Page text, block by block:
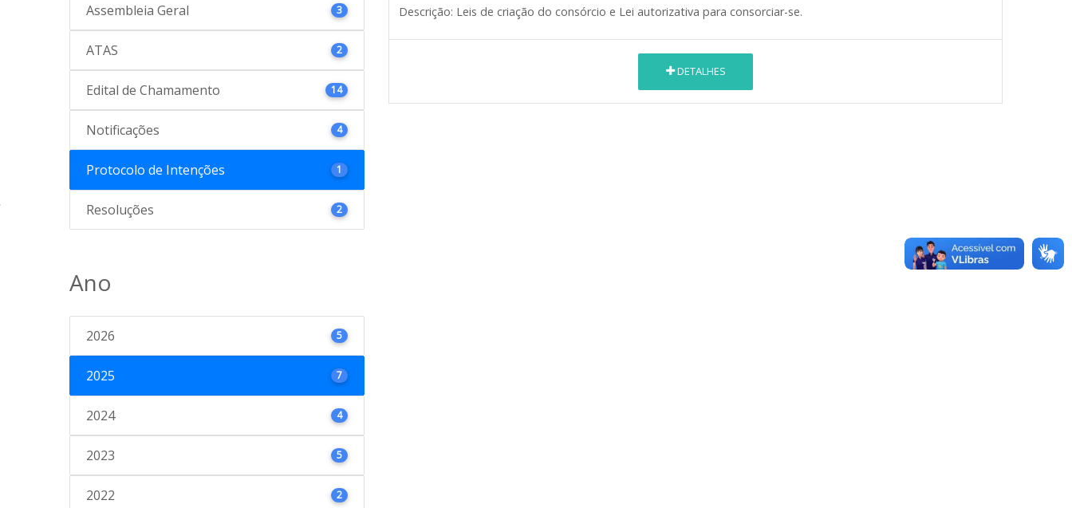
Assembleia Geral 3
ATAS 2
Edital de Chamamento 14
Notificações 4
Protocolo de Intenções 1
Resoluções 2
Ano
2026 5
2025 7
2024 4
2023 5
2022 2
Descrição: Leis de criação do consórcio e Lei autorizativa para consorciar-se.
DETALHES